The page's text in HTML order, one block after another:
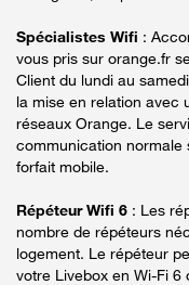
Spécialistes Wifi :
vous pris sur orange.fr
Client du lundi au
la mise en relation avec
réseaux Orange. Le
communication normale
forfait mobile.
Répéteur Wifi 6 : Les
nombre de répéteurs
logement. Le répéteur
votre Livebox en Wi-Fi